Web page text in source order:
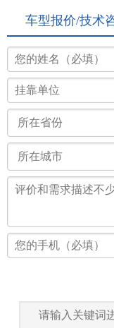
车型报价/技术